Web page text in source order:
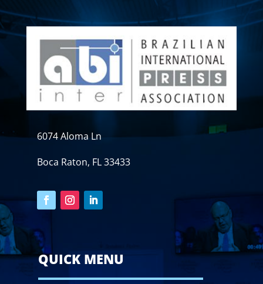
6074 Aloma Ln
Boca Raton, FL 33433
QUICK MENU